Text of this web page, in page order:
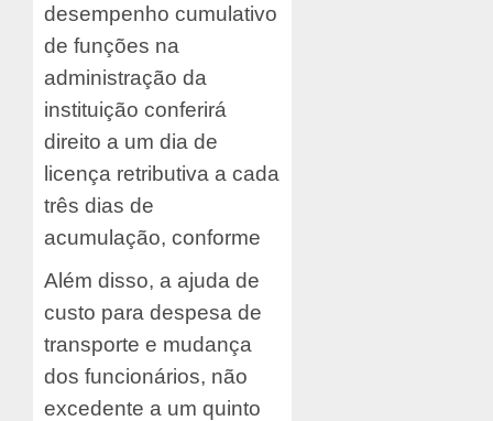
desempenho cumulativo
de funções na
administração da
instituição conferirá
direito a um dia de
licença retributiva a cada
três dias de
acumulação, conforme
Além disso, a ajuda de
custo para despesa de
transporte e mudança
dos funcionários, não
excedente a um quinto